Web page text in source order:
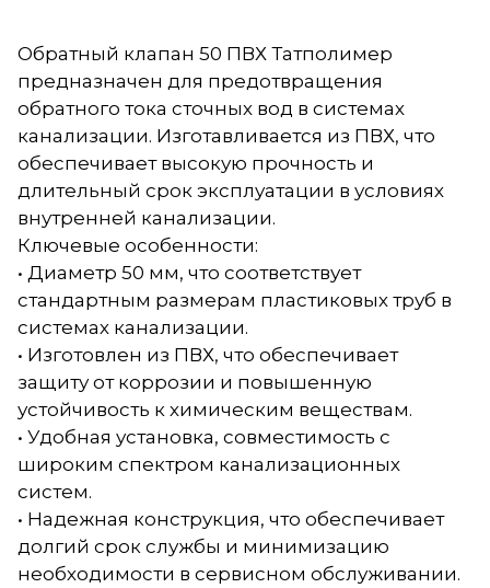
Обратный клапан 50 ПВХ Татполимер
предназначен для предотвращения
обратного тока сточных вод в системах
канализации. Изготавливается из ПВХ, что
обеспечивает высокую прочность и
длительный срок эксплуатации в условиях
внутренней канализации.
Ключевые особенности:
• Диаметр 50 мм, что соответствует
стандартным размерам пластиковых труб в
системах канализации.
• Изготовлен из ПВХ, что обеспечивает
защиту от коррозии и повышенную
устойчивость к химическим веществам.
• Удобная установка, совместимость с
широким спектром канализационных
систем.
• Надежная конструкция, что обеспечивает
долгий срок службы и минимизацию
необходимости в сервисном обслуживании.